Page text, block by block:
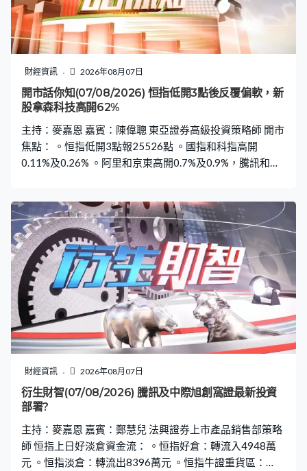
財經資訊 2026年08月07日
開市話你知(07/08/2026) 恒指低開3點後反覆偏軟，新
股拿森科技高開62%
主持：麥嘉恩 嘉賓：陳偉聰 東亞證券高級投資策略師 開市
焦點： 。恒指低開3點報25526點 。國指和科指高開
0.11%及0.26% 。阿里和京東高開0.7%及0.9%，騰訊和小
市最佳科指成分股 。新股：拿森科技高開62%報16.9元
財經資訊 2026年08月07日
衍生財智(07/08/2026) 騰訊及中際旭創窩證最新投資
部署?
主持：麥嘉恩 嘉賓：鄭慧兒 法興證券上市產品銷售部策略
師 恒指上日好淡倉資金流： 。恒指好倉：轉流入4948萬
元 。恒指淡倉：轉流出8396萬元 。恒指牛證重貨區：